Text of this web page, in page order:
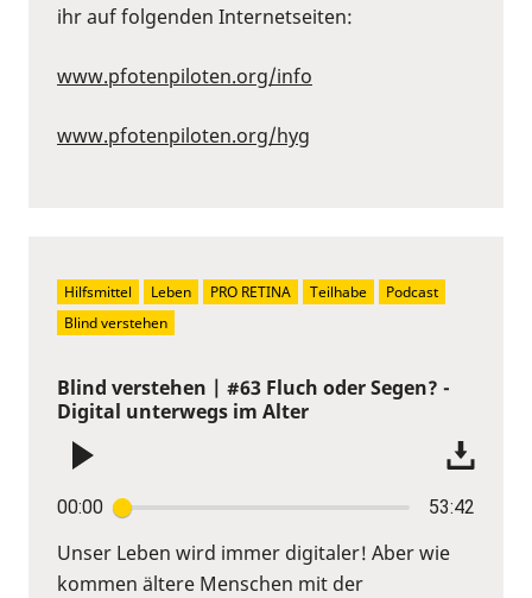
ihr auf folgenden Internetseiten:
www.pfotenpiloten.org/info
www.pfotenpiloten.org/hyg
Blind verstehen | #63 Fluch oder Segen? -
Digital unterwegs im Alter
00:00 53:42
Unser Leben wird immer digitaler! Aber wie
kommen ältere Menschen mit der
Hilfsmittel Leben PRO RETINA Teilhabe
Podcast
Blind verstehen